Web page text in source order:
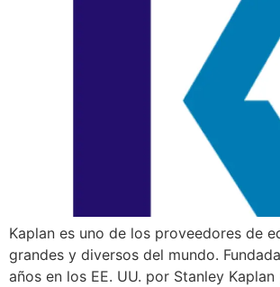
Kaplan es uno de los proveedores de
grandes y diversos del mundo.
años en los EE. UU. por Stanley